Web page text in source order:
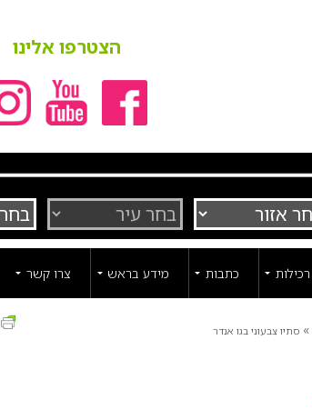
הצטרפו אלינו
רכילות כתבות מידע בראש צרו קשר
» סתיו צבעוני בגו אנדר